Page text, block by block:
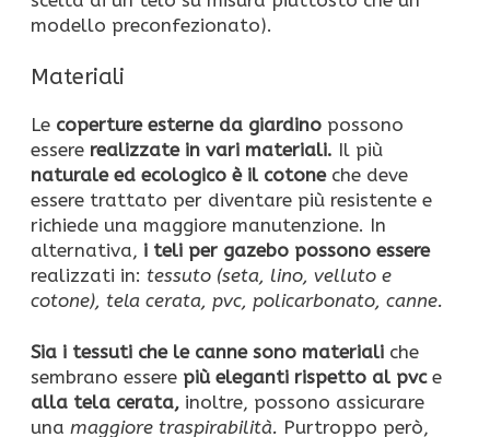
modello preconfezionato).
Materiali
Le coperture esterne da giardino possono
essere realizzate in vari materiali. Il più
naturale ed ecologico è il cotoneche deve
essere trattato per diventare più resistente e
richiede una maggiore manutenzione. In
alternativa, i teli per gazebo possono essere
realizzati in: tessuto (seta, lino, velluto e
cotone), tela cerata, pvc, policarbonato, canne.
Sia i tessuti che le canne sono materiali che
sembrano essere più eleganti rispetto al pvc e
alla tela cerata, inoltre, possono assicurare
una maggiore traspirabilità. Purtroppo però,